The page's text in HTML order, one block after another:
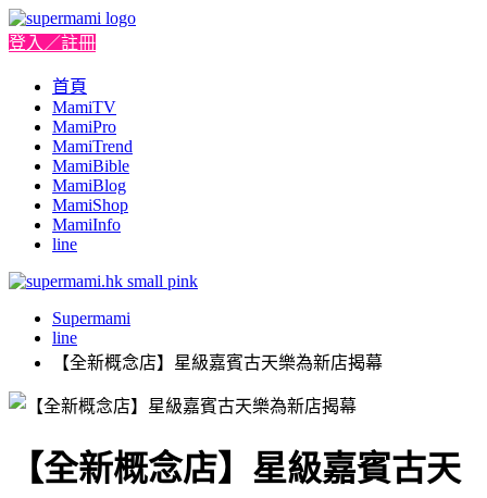
登入／註冊
首頁
MamiTV
MamiPro
MamiTrend
MamiBible
MamiBlog
MamiShop
MamiInfo
line
Supermami
line
【全新概念店】星級嘉賓古天樂為新店揭幕
【全新概念店】星級嘉賓古天